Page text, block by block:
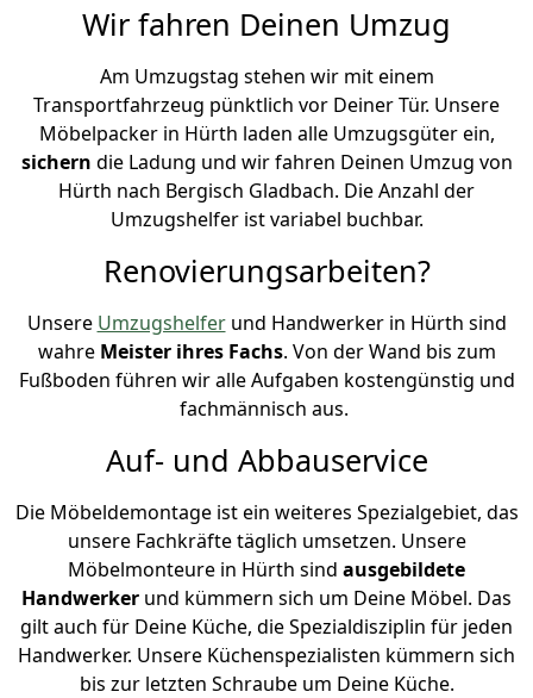
Wir fahren Deinen Umzug
Am Umzugstag stehen wir mit einem
Transportfahrzeug pünktlich vor Deiner Tür. Unsere
Möbelpacker in Hürth laden alle Umzugsgüter ein,
sichern die Ladung und wir fahren Deinen Umzug von
Hürth nach Bergisch Gladbach. Die Anzahl der
Umzugshelfer ist variabel buchbar.
Renovierungsarbeiten?
Unsere Umzugshelferund Handwerker in Hürth sind
wahre Meister ihres Fachs. Von der Wand bis zum
Fußboden führen wir alle Aufgaben kostengünstig und
fachmännisch aus.
Auf- und Abbauservice
Die Möbeldemontage ist ein weiteres Spezialgebiet, das
unsere Fachkräfte täglich umsetzen. Unsere
Möbelmonteure in Hürth sind ausgebildete
Handwerker und kümmern sich um Deine Möbel. Das
gilt auch für Deine Küche, die Spezialdisziplin für jeden
Handwerker. Unsere Küchenspezialisten kümmern sich
bis zur letzten Schraube um Deine Küche.